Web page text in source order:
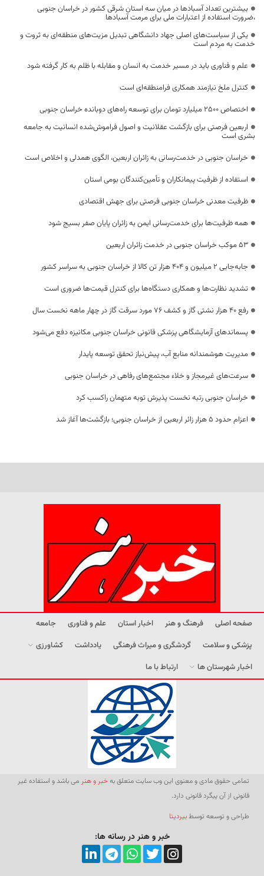
بیشترین تعداد آسبادها در میان سه استان شرقی کشور در خراسان جنوبی
،ضرورت استفاده از اعتبارات ملی برای مرمت آسبادها
یکی از سیاست‌های اصلی جهاد دانشگاهی تبدیل مزیت‌های منطقه‌ای به ثروت و
خدمت به مردم است
علم و فناوری باید در مسیر خدمت به انسان و مقابله با ظلم به کار گرفته شود
کنترل ملخ نیازمند همکاری فرامنطقه‌ای است
اختصاص 2500 میلیارد تومان برای توسعه راه‌های دوبانده خراسان جنوبی
اربعین فرصتی برای بازگشت عقلانیت و اصول فراموش‌شده انسانیت به جامعه
بشری است
خراسان جنوبی در خدمت‌رسانی به زائران اربعین، الگوی همدلی و اخلاص است
استفاده از ظرفیت پیمانکاران و تأمین‌کنندگان بومی استان
ظرفیت معدنی خراسان جنوبی فرصتی برای جهش اقتصادی
همه ظرفیت‌ها برای خدمت‌رسانی ایمن به زائران پایان صفر بسیج شود
53 موکب خراسان جنوبی در خدمت زائران اربعین
جابه‌جایی 2 میلیون و 404 هزار تن کالا از خراسان جنوبی به سراسر کشور
تشدید نظارت‌ها و همکاری دستگاه‌ها برای کنترل قیمت‌ها ضروری است
رفع 40 هزار نشتی گاز و کشف 76 مورد سرقت گاز در چهار ماهه نخست سال
پسماندهای آزمایشگاهی پزشکی قانونی خراسان جنوبی مکانیزه دفع می‌شود
مدیریت هوشمندانه منابع آب، پیش‌نیاز تحقق توسعه پایدار
سرعت‌های غیرمجاز و خلاء مجتمع‌های رفاهی در خراسان جنوبی
خراسان جنوبی رتبه نخست پذیرش توبه متهمان راکسب کرد
اعزام حدود 5 هزار زائر اربعین از خراسان جنوبی؛ بازگشت‌ها آغاز شد
صفحه اصلی فرهنگ و هنر اخبار استان علم و فناوری
جامعه
پزشکی و سلامت
گردشگری و میراث فرهنگی یادداشت
کشاورزی
اخبار شهرستان ها
ارتباط با ما
تمامی حقوق مادی و معنوی این وب سایت متعلق بهخبر و هنر می باشد و استفاده غیر
قانونی از آن پیگرد قانونی دارد.
طراحی و توسعه توسطبیردیتا
خبر و هنر در رسانه ها: